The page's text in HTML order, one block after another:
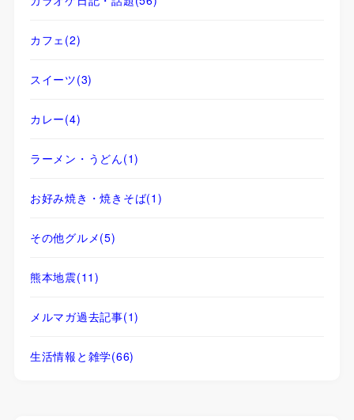
カフェ (2)
スイーツ(3)
カレー(4)
ラーメン・うどん(1)
お好み焼き・焼きそば(1)
その他グルメ(5)
熊本地震(11)
メルマガ過去記事(1)
生活情報と雑学(66)